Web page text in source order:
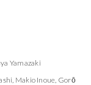
Yamazaki
, Makio Inoue, Gorō